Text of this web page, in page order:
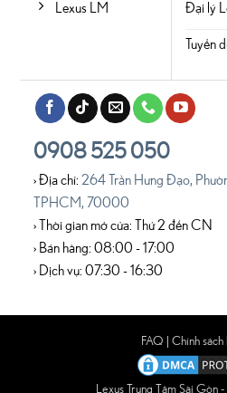
Lexus LM Đại lý
Tuyển
0908 525 050
› Địa chỉ:264 Trần Hưng Đạo,
TPHCM, 70000
› Thời gian mở cửa: Thứ 2 đến CN
› Bán hàng: 08:00 - 17:00
› Dịch vụ: 07:30 - 16:30
FAQ Chính sách
Lexus Trung Tâm Sài Gòn